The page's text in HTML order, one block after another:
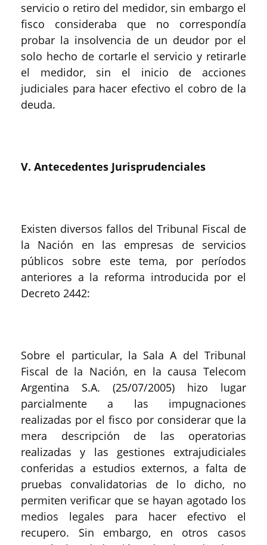
servicio o retiro del medidor, sin embargo el
fisco consideraba que no correspondía
probar la insolvencia de un deudor por el
solo hecho de cortarle el servicio y retirarle
el medidor, sin el inicio de acciones
judiciales para hacer efectivo el cobro de la
deuda.
V. Antecedentes Jurisprudenciales
Existen diversos fallos del Tribunal Fiscal de
la Nación en las empresas de servicios
públicos sobre este tema, por períodos
anteriores a la reforma introducida por el
Decreto 2442:
Sobre el particular, la Sala A del Tribunal
Fiscal de la Nación, en la causa Telecom
Argentina S.A. (25/07/2005) hizo lugar
parcialmente a las impugnaciones
realizadas por el fisco por considerar que la
mera descripción de las operatorias
realizadas y las gestiones extrajudiciales
conferidas a estudios externos, a falta de
pruebas convalidatorias de lo dicho, no
permiten verificar que se hayan agotado los
medios legales para hacer efectivo el
recupero. Sin embargo, en otros casos